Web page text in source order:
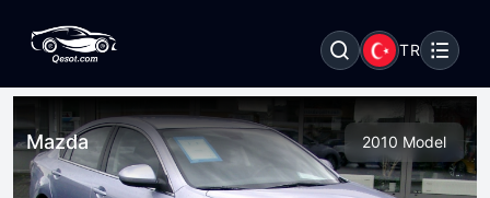
TR
Mazda 2010 Model